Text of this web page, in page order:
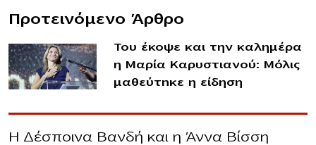
Προτεινόμενο Άρθρο
Του έκοψε και την καλημέρα
η Μαρία Καρυστιανού: Μόλις
μαθεύτnκε η είδηση
Η Δέσποινα Βανδή και η Άννα Βίσση